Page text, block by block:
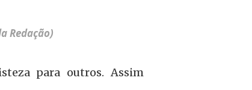
Redação)
para outros. Assim